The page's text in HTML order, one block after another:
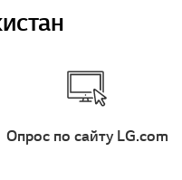
Опрос по сайту LG.com